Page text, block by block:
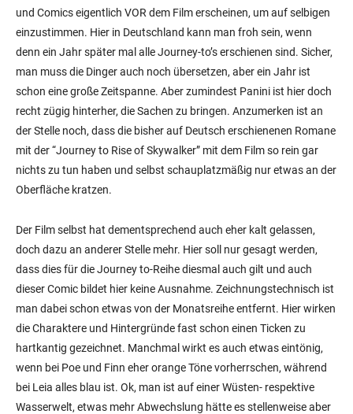
und Comics eigentlich VOR dem Film erscheinen, um auf selbigen
einzustimmen. Hier in Deutschland kann man froh sein, wenn
denn ein Jahr später mal alle Journey-to’s erschienen sind. Sicher,
man muss die Dinger auch noch übersetzen, aber ein Jahr ist
schon eine große Zeitspanne. Aber zumindest Panini ist hier doch
recht zügig hinterher, die Sachen zu bringen. Anzumerken ist an
der Stelle noch, dass die bisher auf Deutsch erschienenen Romane
mit der “Journey to Rise of Skywalker” mit dem Film so rein gar
nichts zu tun haben und selbst schauplatzmäßig nur etwas an der
Oberfläche kratzen.
Der Film selbst hat dementsprechend auch eher kalt gelassen,
doch dazu an anderer Stelle mehr. Hier soll nur gesagt werden,
dass dies für die Journey to-Reihe diesmal auch gilt und auch
dieser Comic bildet hier keine Ausnahme. Zeichnungstechnisch ist
man dabei schon etwas von der Monatsreihe entfernt. Hier wirken
die Charaktere und Hintergründe fast schon einen Ticken zu
hartkantig gezeichnet. Manchmal wirkt es auch etwas eintönig,
wenn bei Poe und Finn eher orange Töne vorherrschen, während
bei Leia alles blau ist. Ok, man ist auf einer Wüsten- respektive
Wasserwelt, etwas mehr Abwechslung hätte es stellenweise aber